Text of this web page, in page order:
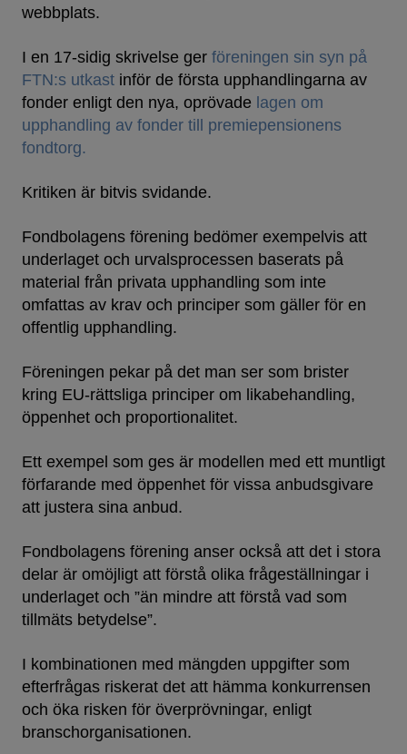
webbplats.
I en 17-sidig skrivelse ger föreningen sin syn på
FTN:s utkast inför de första upphandlingarna av
fonder enligt den nya, oprövade lagen om
upphandling av fonder till premiepensionens
fondtorg.
Kritiken är bitvis svidande.
Fondbolagens förening bedömer exempelvis att
underlaget och urvalsprocessen baserats på
material från privata upphandling som inte
omfattas av krav och principer som gäller för en
offentlig upphandling.
Föreningen pekar på det man ser som brister
kring EU-rättsliga principer om likabehandling,
öppenhet och proportionalitet.
Ett exempel som ges är modellen med ett muntligt
förfarande med öppenhet för vissa anbudsgivare
att justera sina anbud.
Fondbolagens förening anser också att det i stora
delar är omöjligt att förstå olika frågeställningar i
underlaget och ”än mindre att förstå vad som
tillmäts betydelse”.
I kombinationen med mängden uppgifter som
efterfrågas riskerat det att hämma konkurrensen
och öka risken för överprövningar, enligt
branschorganisationen.